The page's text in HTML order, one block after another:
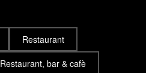
Restaurant
Restaurant, bar & cafè